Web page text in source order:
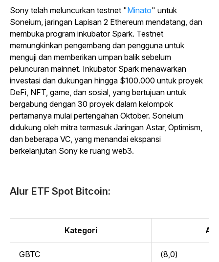
Sony telah meluncurkan testnet "Minato" untuk
Soneium, jaringan Lapisan 2 Ethereum mendatang, dan
membuka program inkubator Spark. Testnet
memungkinkan pengembang dan pengguna untuk
menguji dan memberikan umpan balik sebelum
peluncuran mainnet. Inkubator Spark menawarkan
investasi dan dukungan hingga $100.000 untuk proyek
DeFi, NFT, game, dan sosial, yang bertujuan untuk
bergabung dengan 30 proyek dalam kelompok
pertamanya mulai pertengahan Oktober. Soneium
didukung oleh mitra termasuk Jaringan Astar, Optimism,
dan beberapa VC, yang menandai ekspansi
berkelanjutan Sony ke ruang web3.
Alur ETF Spot Bitcoin:
Kategori
GBTC (8,0)